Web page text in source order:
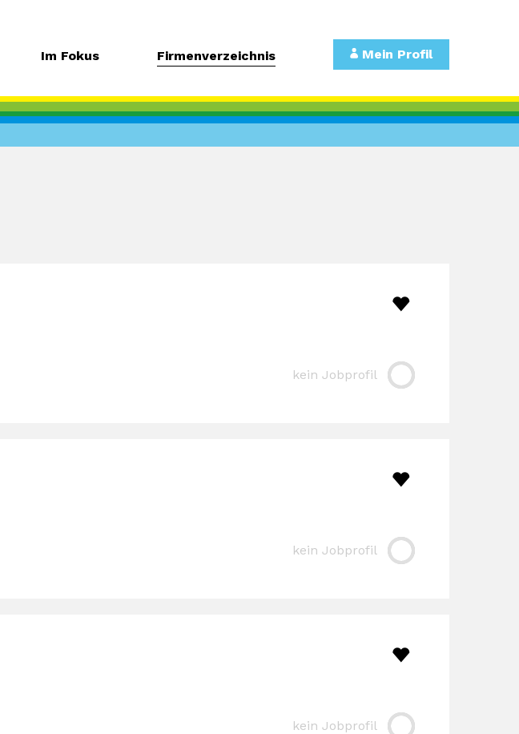
Im Fokus Firmenverzeichnis Mein Profil
kein Jobprofil
kein Jobprofil
kein Jobprofil